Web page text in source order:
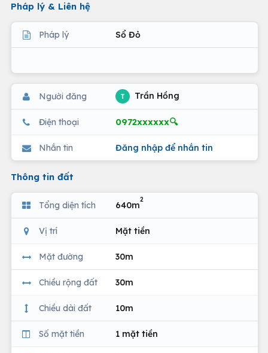
Pháp lý & Liên hệ
Pháp lý Sổ Đỏ
Người đăng T Trần Hồng
Điện thoại 0972xxxxxx🔍
Nhắn tin Đăng nhập để nhắn tin
Thông tin đất
Tổng diện tích 640m
2
Vị trí Mặt tiền
Mặt đường 30m
Chiều rộng đất 30m
Chiều dài đất 10m
Số mặt tiền 1 mặt tiền